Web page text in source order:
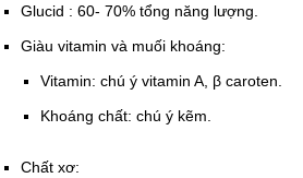
Glucid : 60- 70% tổng năng lượng.
Giàu vitamin và muối khoáng:
Vitamin: chú ý vitamin A, β caroten.
Khoáng chất: chú ý kẽm.
Chất xơ: